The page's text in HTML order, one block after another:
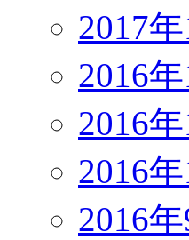
2017年
2016年
2016年
2016年
2016年